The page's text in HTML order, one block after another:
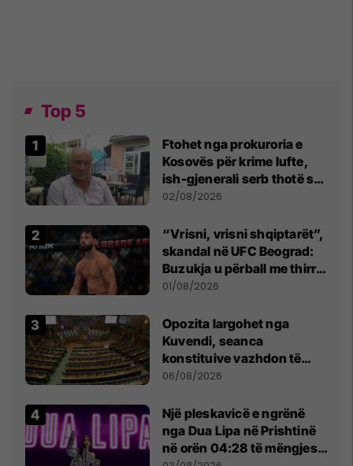
Top 5
Ftohet nga prokuroria e
Kosovës për krime lufte,
ish-gjenerali serb thotë se
dikush e tradhtoi në
02/08/2026
“Vrisni, vrisni shqiptarët”,
skandal në UFC Beograd:
Buzukja u përball me thirrje
anti-shqiptare nga
01/08/2026
Opozita largohet nga
Kuvendi, seanca
konstituive vazhdon të
shtunën në orën 11:00
06/08/2026
Një pleskavicë e ngrënë
nga Dua Lipa në Prishtinë
në orën 04:28 të mëngjesit